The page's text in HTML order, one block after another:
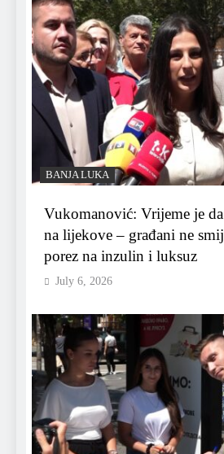
BANJA LUKA
Vukomanović: Vrijeme je
na lijekove – građani ne
porez na inzulin i luksuz
July 6, 2026